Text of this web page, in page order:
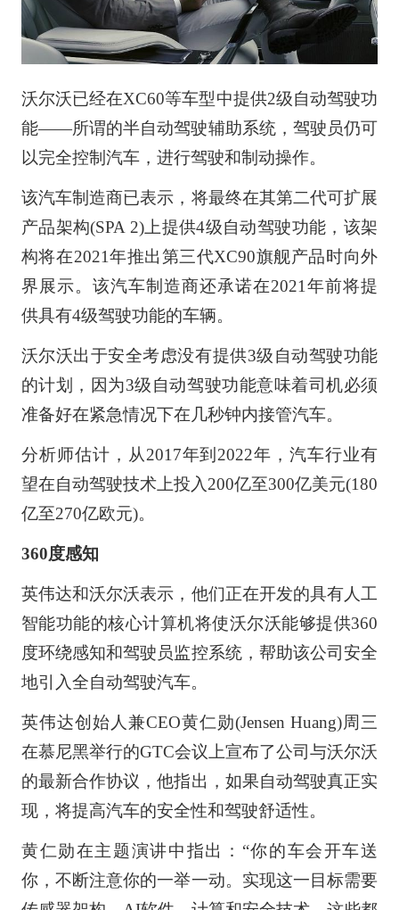
沃尔沃已经在XC60等车型中提供2级自动驾驶功
能——所谓的半自动驾驶辅助系统，驾驶员仍可
以完全控制汽车，进行驾驶和制动操作。
该汽车制造商已表示，将最终在其第二代可扩展
产品架构(SPA 2)上提供4级自动驾驶功能，该架
构将在2021年推出第三代XC90旗舰产品时向外
界展示。该汽车制造商还承诺在2021年前将提
供具有4级驾驶功能的车辆。
沃尔沃出于安全考虑没有提供3级自动驾驶功能
的计划，因为3级自动驾驶功能意味着司机必须
准备好在紧急情况下在几秒钟内接管汽车。
分析师估计，从2017年到2022年，汽车行业有
望在自动驾驶技术上投入200亿至300亿美元(180
亿至270亿欧元)。
360度感知
英伟达和沃尔沃表示，他们正在开发的具有人工
智能功能的核心计算机将使沃尔沃能够提供360
度环绕感知和驾驶员监控系统，帮助该公司安全
地引入全自动驾驶汽车。
英伟达创始人兼CEO黄仁勋(Jensen Huang)周三
在慕尼黑举行的GTC会议上宣布了公司与沃尔沃
的最新合作协议，他指出，如果自动驾驶真正实
现，将提高汽车的安全性和驾驶舒适性。
黄仁勋在主题演讲中指出：“你的车会开车送
你，不断注意你的一举一动。实现这一目标需要